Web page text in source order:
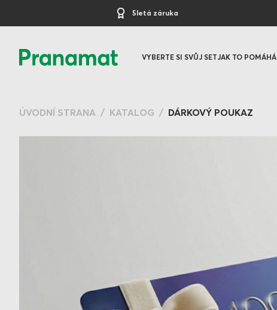
5letá záruka
VYBERTE SI SVŮJ SETJAK TO POMÁHÁ
ÚVODNÍ STRANA KATALOG DÁRKOVÝ POUKAZ